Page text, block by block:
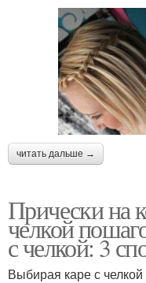
читать дальше →
Прически на
челкой
с челкой: 3
Выбирая каре с челкой